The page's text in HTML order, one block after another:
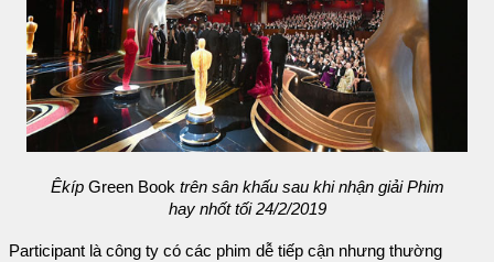
ÊkípGreen Book trên sân khấu sau khi nhận giải Phim
hay nhốt tối 24/2/2019
Participant là công ty có các phim dễ tiếp cận nhưng thường